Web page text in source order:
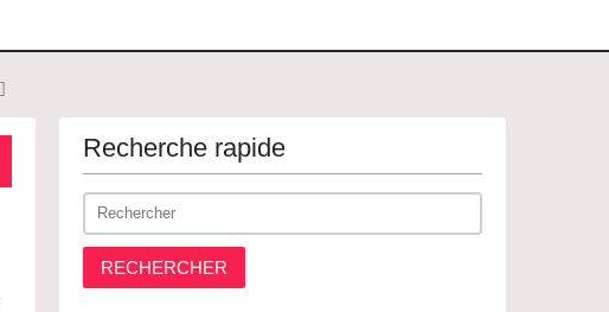
Recherche rapide
RECHERCHER